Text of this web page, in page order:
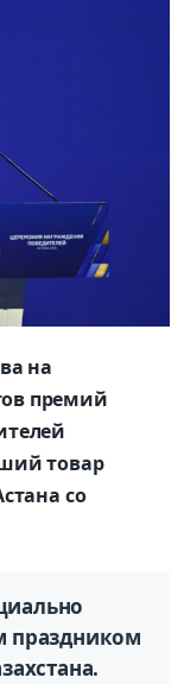
на
премий
товар
со
праздником